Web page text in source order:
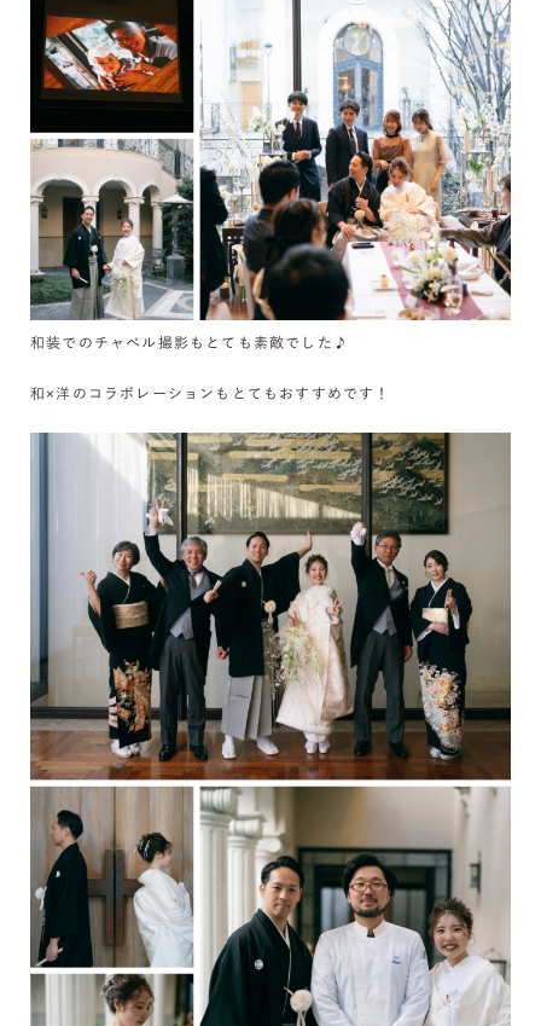
和装でのチャペル撮影もとても素敵でした♪
和×洋のコラボレーションもとてもおすすめです！